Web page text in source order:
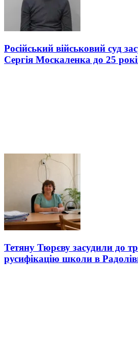
Російський військовий суд
Сергія Москаленка до 25
Тетяну Тюрєву засудили до
русифікацію школи в